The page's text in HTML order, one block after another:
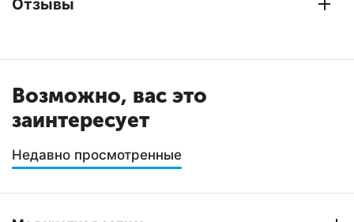
Отзывы
Возможно, вас это
заинтересует
Недавно просмотренные